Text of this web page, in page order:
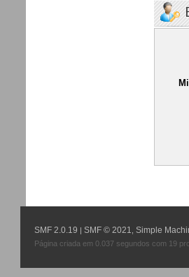
SMF 2.0.19 |SMF © 2021 ,Simple
Página criada em 0.037 segundos com 19